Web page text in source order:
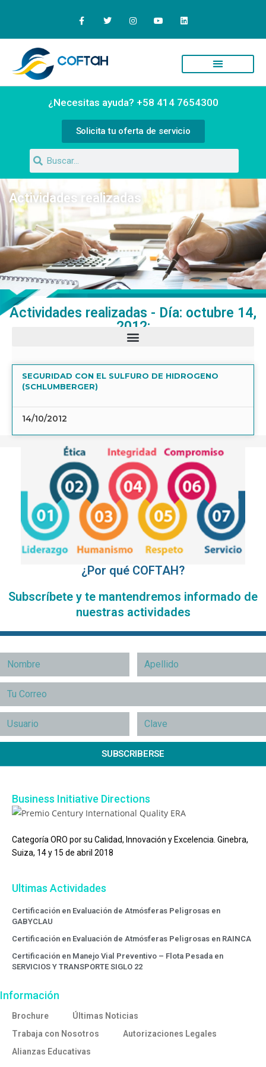
¿Necesitas ayuda? +58 414 7654300
Solicita tu oferta de servicio
Actividades realizadas
Actividades realizadas - Día: octubre 14,
2012:
SEGURIDAD CON EL SULFURO DE HIDROGENO
(SCHLUMBERGER)
14/10/2012
¿Por qué COFTAH?
Subscríbete y te mantendremos informado de
nuestras actividades
SUBSCRIBERSE
Business Initiative Directions
Categoría ORO por su Calidad, Innovación y Excelencia. Ginebra,
Suiza, 14 y 15 de abril 2018
Ultimas Actividades
Certificación en Evaluación de Atmósferas Peligrosas en
GABYCLAU
Certificación en Evaluación de Atmósferas Peligrosas en RAINCA
Certificación en Manejo Vial Preventivo – Flota Pesada en
SERVICIOS Y TRANSPORTE SIGLO 22
Información
Brochure
Últimas Noticias
Trabaja con Nosotros
Autorizaciones Legales
Alianzas Educativas